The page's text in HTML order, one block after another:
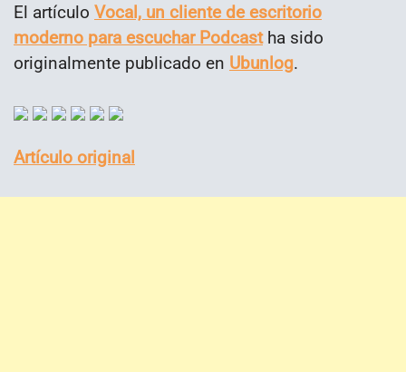
El artículo Vocal, un cliente de escritorio
moderno para escuchar Podcastha sido
originalmente publicado en Ubunlog.
Artículo original